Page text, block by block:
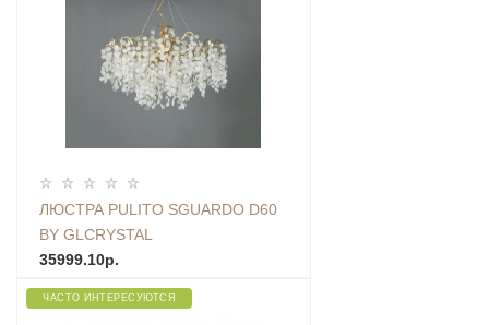
ЛЮСТРА PULITO SGUARDO D60
BY GLCRYSTAL
35999.10р.
ЧАСТО ИНТЕРЕСУЮТСЯ